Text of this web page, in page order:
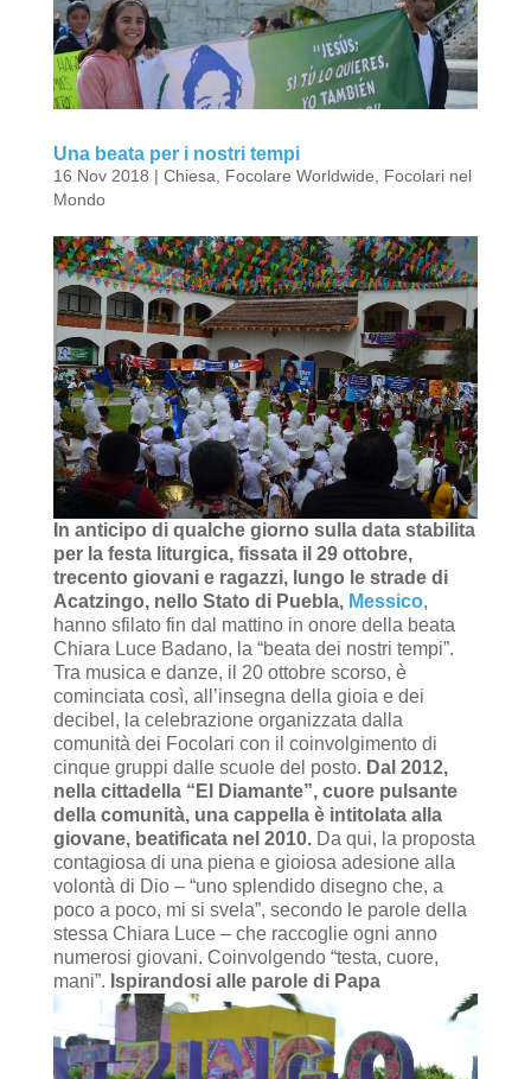
Una beata per i nostri tempi
16 Nov 2018 | Chiesa, Focolare Worldwide, Focolari nel
Mondo
In anticipo di qualche giorno sulla data stabilita
per la festa liturgica, fissata il 29 ottobre,
trecento giovani e ragazzi, lungo le strade di
Acatzingo, nello Stato di Puebla, Messico,
hanno sfilato fin dal mattino in onore della beata
Chiara Luce Badano, la “beata dei nostri tempi”.
Tra musica e danze, il 20 ottobre scorso, è
cominciata così, all’insegna della gioia e dei
decibel, la celebrazione organizzata dalla
comunità dei Focolari con il coinvolgimento di
cinque gruppi dalle scuole del posto. Dal 2012,
nella cittadella “El Diamante”, cuore pulsante
della comunità, una cappella è intitolata alla
giovane, beatificata nel 2010.Da qui, la proposta
contagiosa di una piena e gioiosa adesione alla
volontà di Dio – “uno splendido disegno che, a
poco a poco, mi si svela”, secondo le parole della
stessa Chiara Luce – che raccoglie ogni anno
numerosi giovani. Coinvolgendo “testa, cuore,
mani”. Ispirandosi alle parole di Papa